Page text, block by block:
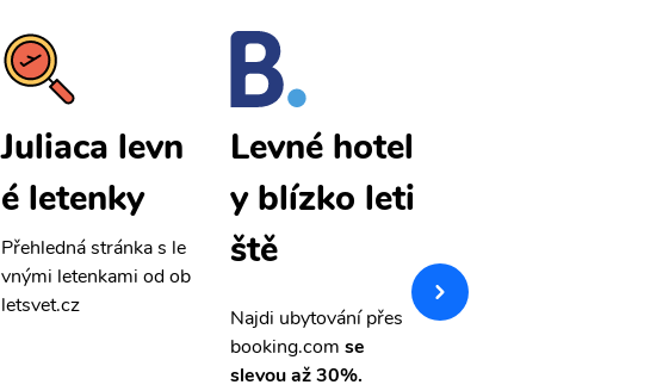
Juliaca levn
é letenky
Přehledná stránka s le
vnými letenkami od ob
letsvet.cz
Levné hotel
y blízko leti
ště
Najdi ubytování přes
booking.com se
slevou až 30%.
vnými letenkami od ob
letsvet.cz